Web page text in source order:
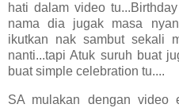
hati dalam video
nama dia jugak masa
ikutkan nak sambut sekali
nanti...tapi Atuk suruh buat
buat simple celebration tu....
SA mulakan dengan video